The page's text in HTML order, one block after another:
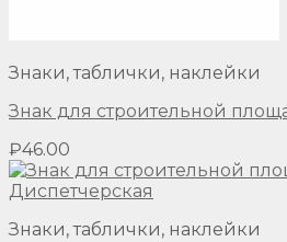
Знаки, таблички, наклейки
Знак для строительной
₽46.00
Знаки, таблички, наклейки